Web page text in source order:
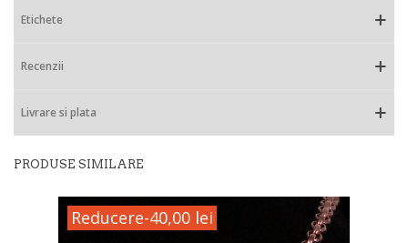
Etichete
Recenzii
Livrare si plata
PRODUSE SIMILARE
Reducere-40,00 lei